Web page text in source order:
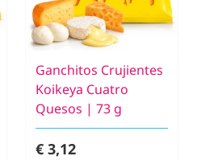
Ganchitos Crujientes
Koikeya Cuatro
Quesos | 73 g
€ 3,12